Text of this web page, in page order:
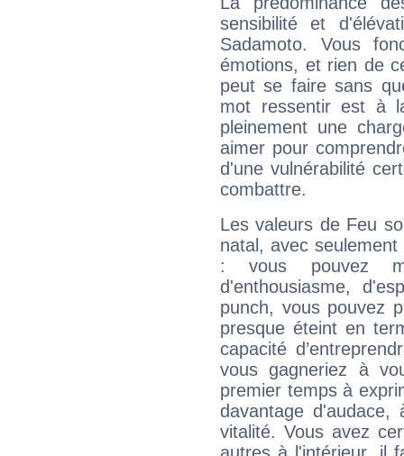
sensibilité et
Sadamoto. Vous
émotions, et rien de
peut se faire sans
mot ressentir est à
pleinement une
aimer pour
d'une vulnérabilité
combattre.
Les valeurs de Feu
natal, avec
: vous pouvez
d'enthousiasme,
punch, vous pouvez
presque éteint en
capacité
vous gagneriez à
premier temps à
davantage
vitalité. Vous avez